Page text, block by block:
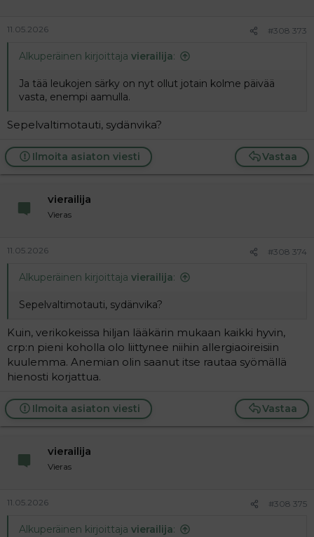
11.05.2026 #308 373
Alkuperäinen kirjoittaja vierailija:
Ja tää leukojen särky on nyt ollut jotain kolme päivää
vasta, enempi aamulla.
Sepelvaltimotauti, sydänvika?
Vastaa
Ilmoita asiaton viesti
vierailija
Vieras
11.05.2026 #308 374
Alkuperäinen kirjoittaja vierailija:
Sepelvaltimotauti, sydänvika?
Kuin, verikokeissa hiljan lääkärin mukaan kaikki hyvin,
crp:n pieni koholla olo liittynee niihin allergiaoireisiin
kuulemma. Anemian olin saanut itse rautaa syömällä
hienosti korjattua.
Vastaa
Ilmoita asiaton viesti
vierailija
Vieras
11.05.2026 #308 375
Alkuperäinen kirjoittaja vierailija: